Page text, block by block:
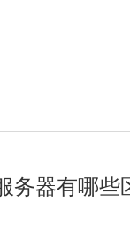
务器有哪些